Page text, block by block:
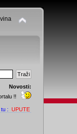
Novosti:
!!
tu : UPUTE